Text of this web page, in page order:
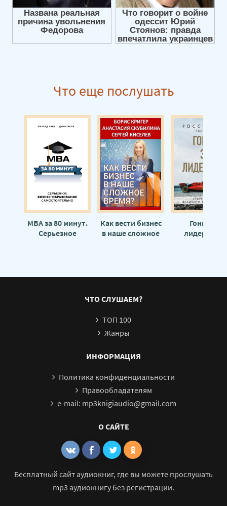
Что еще послушать
MBA за 80 минут.
Серьезное
Как вести бизнес
в наше сложное
Гонка за
лидерство:
ЧТО СЛУШАЕМ?
ТОП 100
Жанры
ИНФОРМАЦИЯ
Политика конфиденциальности
Правообладателям
e-mail: mp3knigiaudio@gmail.com
О САЙТЕ
Бесплатный сайт аудиокниг, где вы можете прослушать
mp3 аудиокнигу без регистрации.